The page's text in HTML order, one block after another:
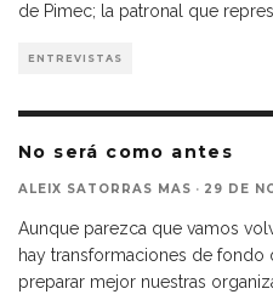
de Pimec; la patronal que
ENTREVISTAS
No será como antes
ALEIX SATORRAS MAS · 29 DE
Aunque parezca que vamos
hay transformaciones de fondo
preparar mejor nuestras